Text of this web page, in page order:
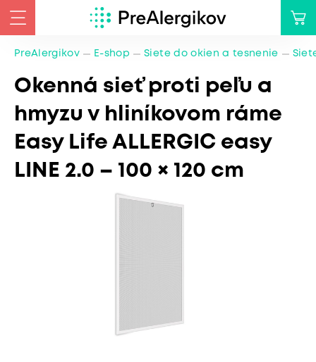
PreAlergikov E-shop Siete do okien a tesnenie
Okenná sieť proti peľu a
hmyzu v hliníkovom ráme
Easy Life ALLERGIC easy
LINE 2.0 – 100 × 120 cm